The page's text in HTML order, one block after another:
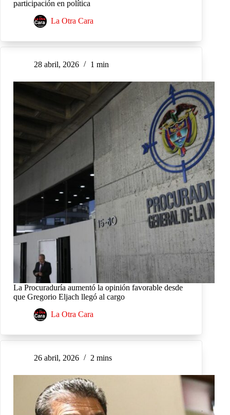
participación en política
La Otra Cara
28 abril, 2026 1 min
La Procuraduría aumentó la opinión favorable desde
que Gregorio Eljach llegó al cargo
La Otra Cara
26 abril, 2026 2 mins